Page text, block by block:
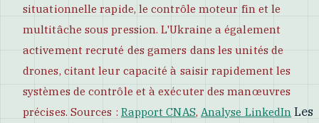
situationnelle rapide, le contrôle moteur fin et le
multitâche sous pression. L'Ukraine a également
activement recruté des gamers dans les unités de
drones, citant leur capacité à saisir rapidement les
systèmes de contrôle et à exécuter des manœuvres
précises. Sources : Rapport CNAS, Analyse LinkedIn Les